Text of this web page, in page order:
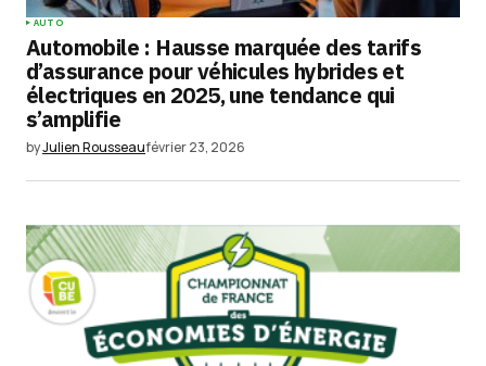
AUTO
Automobile : Hausse marquée des tarifs
d’assurance pour véhicules hybrides et
électriques en 2025, une tendance qui
s’amplifie
byJulien Rousseaufévrier 23, 2026